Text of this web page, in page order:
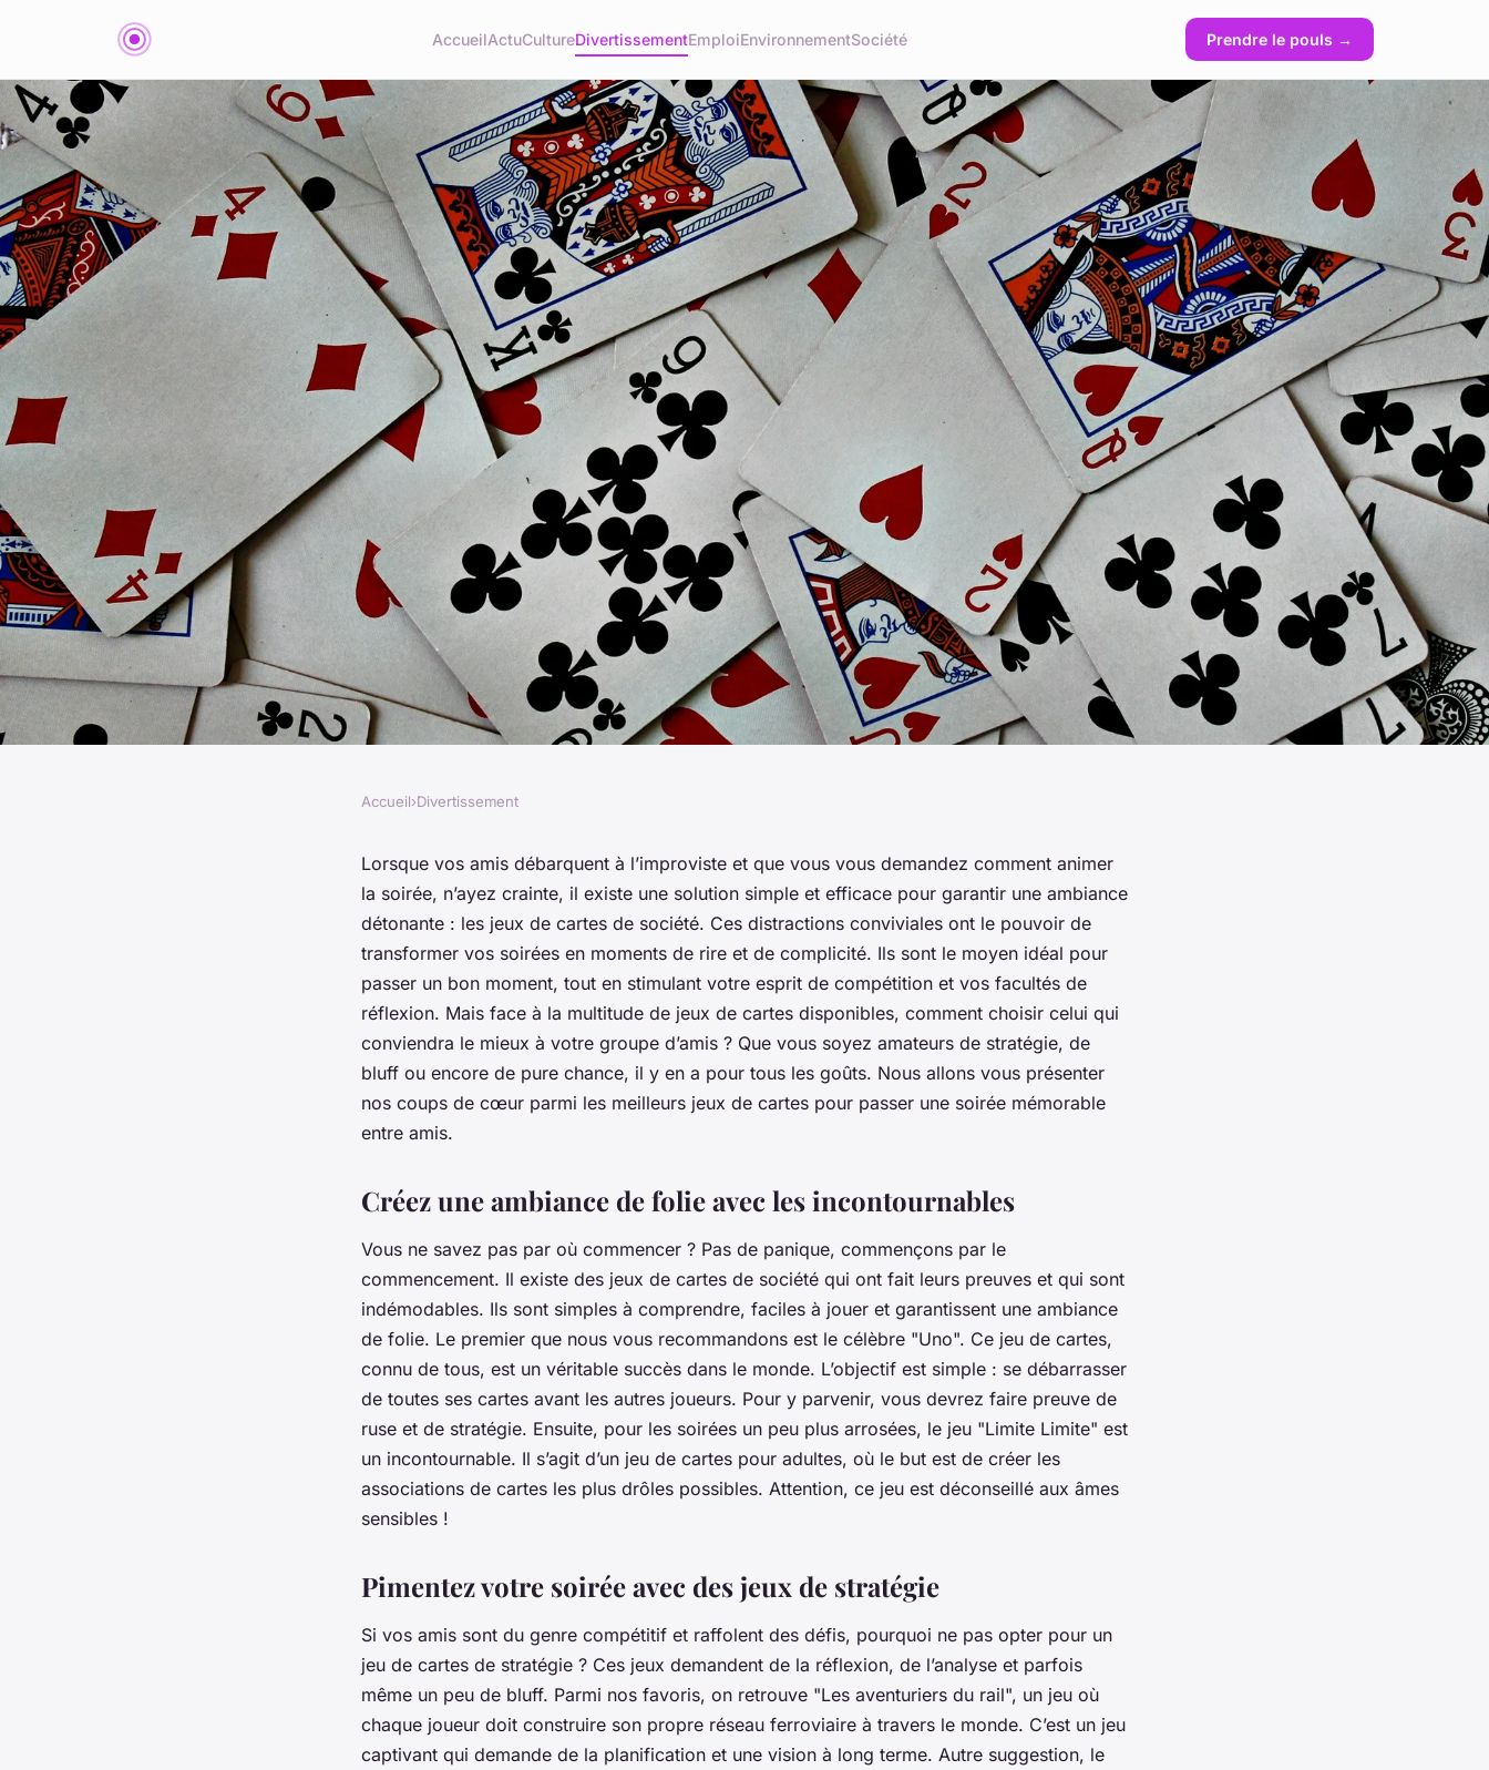
AccueilActuCultureDivertissementEmploiEnvironnementSociété Prendre le pouls →
Quels sont les meilleurs jeux de cartes
pour animer une soirée entre amis?
Accueil›Divertissement
Lorsque vos amis débarquent à l’improviste et que vous vous demandez comment animer
la soirée, n’ayez crainte, il existe une solution simple et efficace pour garantir une ambiance
détonante : les jeux de cartes de société. Ces distractions conviviales ont le pouvoir de
transformer vos soirées en moments de rire et de complicité. Ils sont le moyen idéal pour
passer un bon moment, tout en stimulant votre esprit de compétition et vos facultés de
réflexion. Mais face à la multitude de jeux de cartes disponibles, comment choisir celui qui
conviendra le mieux à votre groupe d’amis ? Que vous soyez amateurs de stratégie, de
bluff ou encore de pure chance, il y en a pour tous les goûts. Nous allons vous présenter
nos coups de cœur parmi les meilleurs jeux de cartes pour passer une soirée mémorable
entre amis.
Créez une ambiance de folie avec les incontournables
Vous ne savez pas par où commencer ? Pas de panique, commençons par le
commencement. Il existe des jeux de cartes de société qui ont fait leurs preuves et qui sont
indémodables. Ils sont simples à comprendre, faciles à jouer et garantissent une ambiance
de folie. Le premier que nous vous recommandons est le célèbre "Uno". Ce jeu de cartes,
connu de tous, est un véritable succès dans le monde. L’objectif est simple : se débarrasser
de toutes ses cartes avant les autres joueurs. Pour y parvenir, vous devrez faire preuve de
ruse et de stratégie. Ensuite, pour les soirées un peu plus arrosées, le jeu "Limite Limite" est
un incontournable. Il s’agit d’un jeu de cartes pour adultes, où le but est de créer les
associations de cartes les plus drôles possibles. Attention, ce jeu est déconseillé aux âmes
sensibles !
Pimentez votre soirée avec des jeux de stratégie
Si vos amis sont du genre compétitif et raffolent des défis, pourquoi ne pas opter pour un
jeu de cartes de stratégie ? Ces jeux demandent de la réflexion, de l’analyse et parfois
même un peu de bluff. Parmi nos favoris, on retrouve "Les aventuriers du rail", un jeu où
chaque joueur doit construire son propre réseau ferroviaire à travers le monde. C’est un jeu
captivant qui demande de la planification et une vision à long terme. Autre suggestion, le